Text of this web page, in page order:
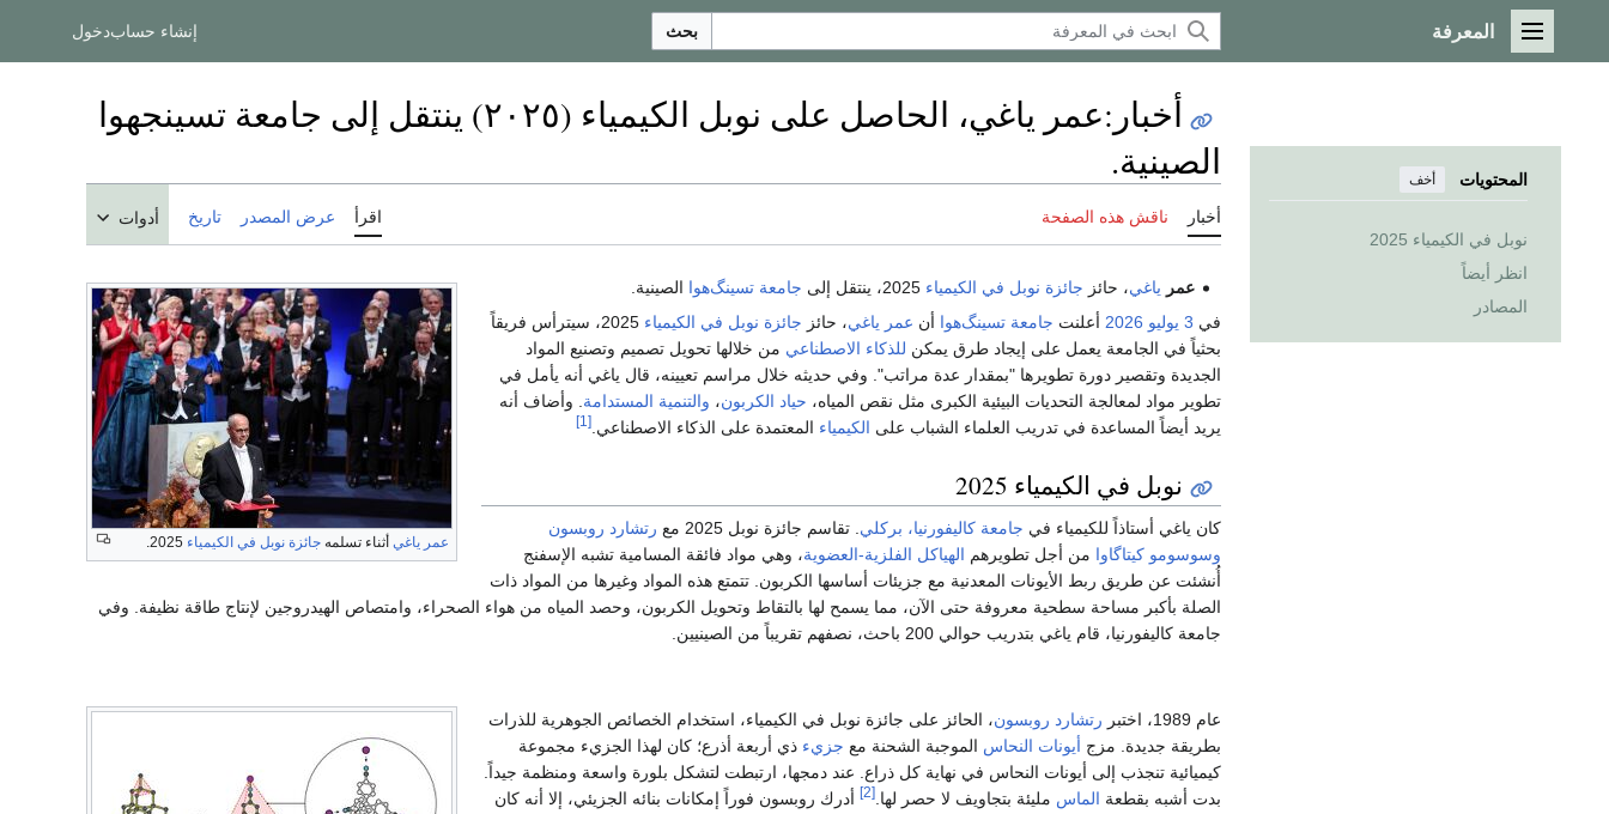
القائمة الرئيسية
المعرفة بحث إنشاء حسابدخول
المحتويات أخف
نوبل في الكيمياء 2025
انظر أيضاً
المصادر
أخبار :
عمر ياغي، الحاصل على نوبل الكيمياء (٢٠٢٥) ينتقل إلى جامعة تسينجهوا
الصينية.
أخبار ناقش هذه الصفحة اقرأ عرض المصدر تاريخ أدوات
عمر ياغي أثناء تسلمه جائزة نوبل في الكيمياء
عمر ياغي، حائز جائزة نوبل في الكيمياء 2025، ينتقل إلى جامعة تسينگ‌هوا الصينية.
في 3 يوليو 2026 أعلنت جامعة تسينگ‌هوا أن عمر ياغي، حائز جائزة نوبل في الكيمياء
2025، سيترأس فريقاً
بحثياً في الجامعة يعمل على إيجاد طرق يمكن للذكاء الاصطناعي من خلالها تحويل تصميم وتصنيع المواد
الجديدة وتقصير دورة تطويرها "بمقدار عدة مراتب". وفي حديثه خلال مراسم تعيينه، قال ياغي أنه يأمل في
تطوير مواد لمعالجة التحديات البيئية الكبرى مثل نقص المياه، حياد الكربون، والتنمية المستدامة . وأضاف أنه
يريد أيضاً المساعدة في تدريب العلماء الشباب على الكيمياء المعتمدة على الذكاء الاصطناعي. [1]
نوبل في الكيمياء 2025
كان ياغي أستاذاً للكيمياء في جامعة كاليفورنيا، بركلي. تقاسم جائزة نوبل 2025 مع
رتشارد روبسون
وسوسومو كيتاگاوا من أجل تطويرهم الهياكل الفلزية-العضوية، وهي مواد فائقة المسامية تشبه الإسفنج
أُنشئت عن طريق ربط الأيونات المعدنية مع جزيئات أساسها الكربون. تتمتع هذه المواد وغيرها من المواد ذات
الصلة بأكبر مساحة سطحية معروفة حتى الآن، مما يسمح لها بالتقاط وتحويل الكربون، وحصد المياه من هواء الصحراء، وامتصاص الهيدروجين لإنتاج طاقة نظيفة. وفي
جامعة كاليفورنيا، قام ياغي بتدريب حوالي 200 باحث، نصفهم تقريباً من الصينيين.
عام 1989، اختبر رتشارد روبسون، الحائز على جائزة نوبل في الكيمياء، استخدام الخصائص الجوهرية للذرات
بطريقة جديدة. مزج أيونات النحاس الموجبة الشحنة مع جزيء ذي أربعة أذرع؛ كان لهذا الجزيء مجموعة
كيميائية تنجذب إلى أيونات النحاس في نهاية كل ذراع. عند دمجها، ارتبطت لتشكل بلورة واسعة ومنظمة جيداً.
بدت أشبه بقطعة الماس مليئة بتجاويف لا حصر لها.[2]
أدرك روبسون فوراً إمكانات بنائه الجزيئي، إلا أنه كان